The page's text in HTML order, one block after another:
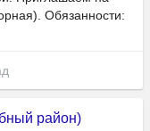
Обязанности:
район)